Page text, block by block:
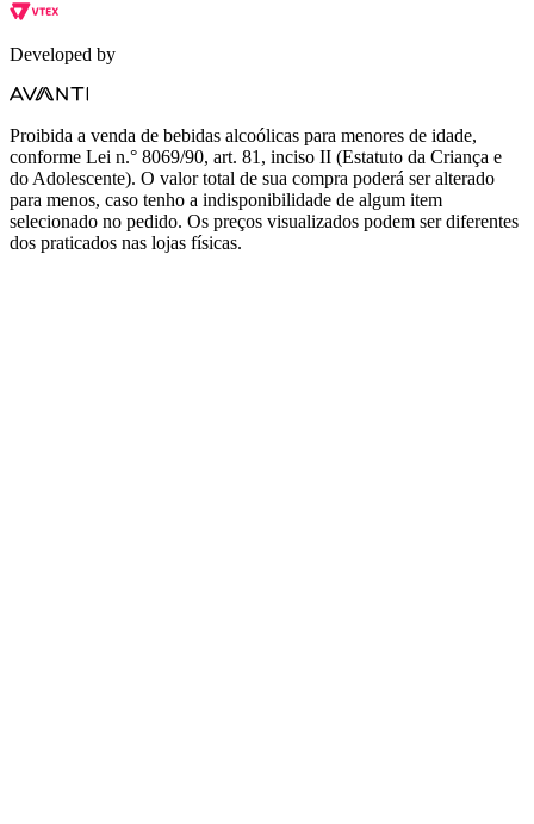
Developed by
Proibida a venda de bebidas alcoólicas para menores de idade,
conforme Lei n.° 8069/90, art. 81, inciso II (Estatuto da Criança e
do Adolescente). O valor total de sua compra poderá ser alterado
para menos, caso tenho a indisponibilidade de algum item
selecionado no pedido. Os preços visualizados podem ser diferentes
dos praticados nas lojas físicas.